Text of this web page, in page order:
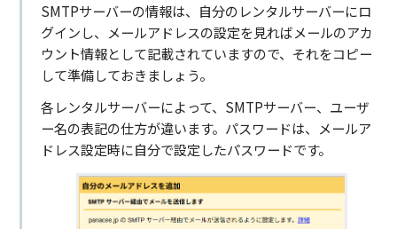
SMTPサーバーの情報は、自分のレンタルサーバーにロ
グインし、メールアドレスの設定を見ればメールのアカ
ウント情報として記載されていますので、それをコピー
して準備しておきましょう。
各レンタルサーバーによって、SMTPサーバー、ユーザ
ー名の表記の仕方が違います。パスワードは、メールア
ドレス設定時に自分で設定したパスワードです。